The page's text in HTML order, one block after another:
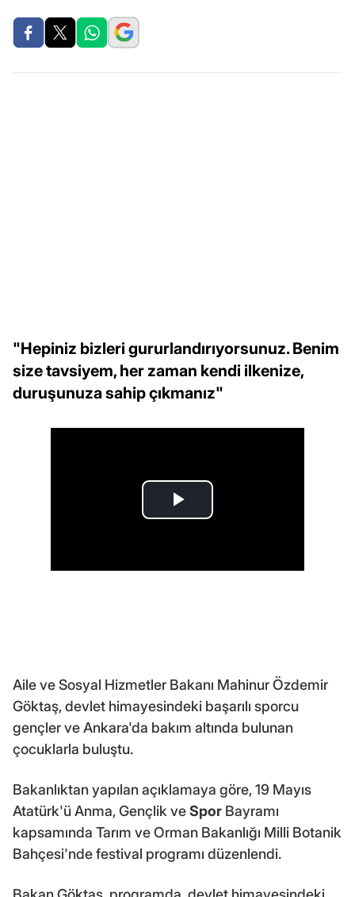
"Hepiniz bizleri gururlandırıyorsunuz. Benim
size tavsiyem, her zaman kendi ilkenize,
duruşunuza sahip çıkmanız"
Aile ve Sosyal Hizmetler Bakanı Mahinur Özdemir
Göktaş, devlet himayesindeki başarılı sporcu
gençler ve Ankara'da bakım altında bulunan
çocuklarla buluştu.
Bakanlıktan yapılan açıklamaya göre, 19 Mayıs
Atatürk'ü Anma, Gençlik veSpor Bayramı
kapsamında Tarım ve Orman Bakanlığı Milli Botanik
Bahçesi'nde festival programı düzenlendi.